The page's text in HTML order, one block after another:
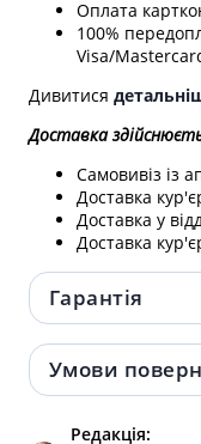
Оплата
100%
Visa/
Дивитися
Доставка
Самовивіз із
Доставка
Доставка у
Доставка
Гарантія
Умови
Редакція: